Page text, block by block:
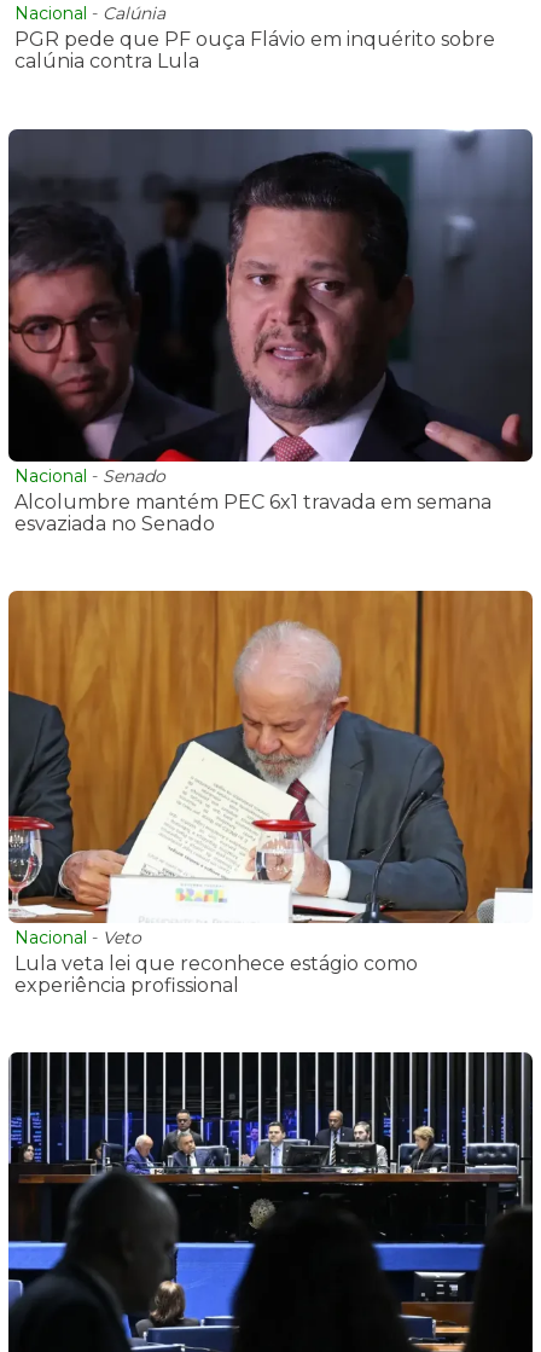
Nacional - Calúnia
PGR pede que PF ouça Flávio em inquérito sobre
calúnia contra Lula
Nacional - Senado
Alcolumbre mantém PEC 6x1 travada em semana
esvaziada no Senado
Nacional - Veto
Lula veta lei que reconhece estágio como
experiência profissional